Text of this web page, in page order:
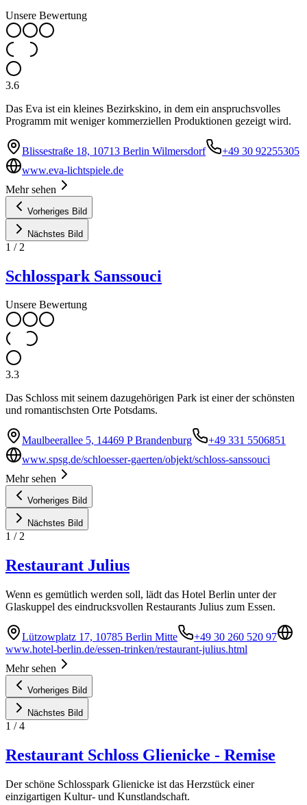
Unsere Bewertung
3.6
Das Eva ist ein kleines Bezirkskino, in dem ein anspruchsvolles
Programm mit weniger kommerziellen Produktionen gezeigt wird.
Blissestraße 18, 10713 Berlin Wilmersdorf
+49 30 92255305
www.eva-lichtspiele.de
Mehr sehen
Vorheriges Bild
Nächstes Bild
1 / 2
Schlosspark Sanssouci
Unsere Bewertung
3.3
Das Schloss mit seinem dazugehörigen Park ist einer der schönsten
und romantischsten Orte Potsdams.
Maulbeerallee 5, 14469 P Brandenburg
+49 331 5506851
www.spsg.de/schloesser-gaerten/objekt/schloss-sanssouci
Mehr sehen
Vorheriges Bild
Nächstes Bild
1 /2
Restaurant Julius
Wenn es gemütlich werden soll, lädt das Hotel Berlin unter der
Glaskuppel des eindrucksvollen Restaurants Julius zum Essen.
Lützowplatz 17, 10785 Berlin Mitte
+49 30 260 520 97
www.hotel-berlin.de/essen-trinken/restaurant-julius.html
Mehr sehen
Vorheriges Bild
Nächstes Bild
1 /4
Restaurant Schloss Glienicke - Remise
Der schöne Schlosspark Glienicke ist das Herzstück einer
einzigartigen Kultur- und Kunstlandschaft.